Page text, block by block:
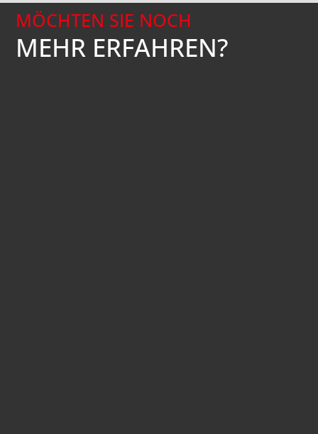
MÖCHTEN SIE NOCH
MEHR ERFAHREN?